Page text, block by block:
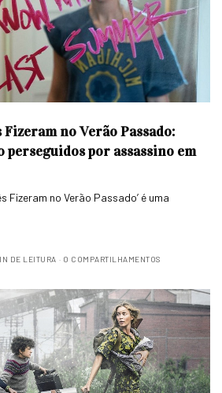
Fizeram no Verão Passado:
perseguidos por assassino em
Fizeram no Verão Passado’ é uma
DE LEITURA 0 COMPARTILHAMENTOS